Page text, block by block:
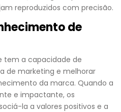
reproduzidos com precisão.
de
tem a capacidade de
de marketing e melhorar
da marca. Quando a
e impactante, os
la a valores positivos e a